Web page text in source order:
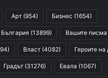
Арт (954) Бизнес (1654)
България (13899) Вашите писма
Власт (4082) Героите на
Градът (31276) Евала (1067)